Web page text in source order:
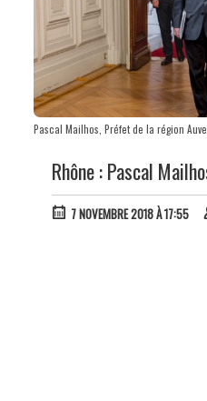
Pascal Mailhos, Préfet de la région
Rhône : Pascal
7 NOVEMBRE 2018 À 17:55